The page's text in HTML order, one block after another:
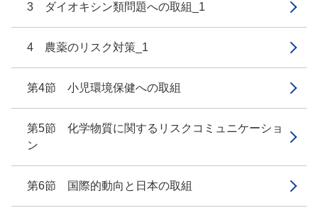
3 ダイオキシン類問題への取組_1
4 農薬のリスク対策_1
第4節 小児環境保健への取組
第5節 化学物質に関するリスクコミュニケーショ
ン
第6節 国際的動向と日本の取組